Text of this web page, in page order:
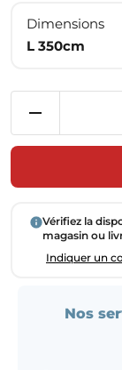
Dimensions
L 350cm
Vérifiez la
magasin ou
Indiquer un
Nos